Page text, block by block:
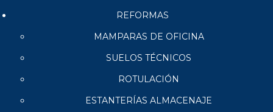
REFORMAS
MAMPARAS DE OFICINA
SUELOS TÉCNICOS
ROTULACIÓN
ESTANTERÍAS ALMACENAJE